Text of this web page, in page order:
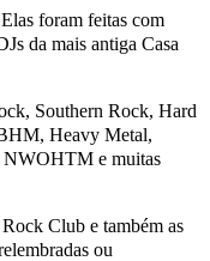
foram feitas com
da mais antiga Casa
Southern Rock, Hard
Heavy Metal,
NWOHTM e muitas
Club e também as
ou